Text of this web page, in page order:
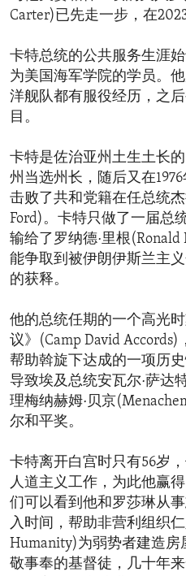
Carter)已先走一步，在
卡特总统的公共服务生涯
为美国海军学院的学员。
洋舰队都有服役经历，之
目。
卡特是佐治亚州土生土长
州当选州长，随后又在
击败了共和党籍在任总统
Ford)。卡特只做了一届总
输给了罗纳德·里根
能争取到被伊朗伊斯兰主
的获释。
他的总统任期的一个高光
议》(Camp David
帮助斡旋下达成的一项历
导致埃及总统安瓦尔·萨达
理梅纳赫姆·贝京
尔和平奖。
卡特离开白宫时只有56岁
人道主义工作，为此他赢
们可以看到他和罗莎琳从
入时间，帮助非营利组织
Humanity)为弱势者建造房
敬事奉的基督徒，几十年